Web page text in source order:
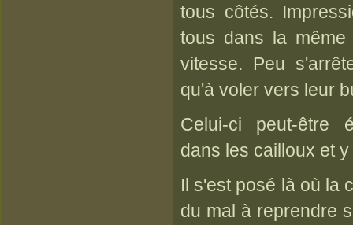
tous côtés.
tous dans la
vitesse. Peu
qu'à voler vers leur
Celui-ci peut-être
dans les cailloux et
Il s'est posé là où la
du mal à reprendre